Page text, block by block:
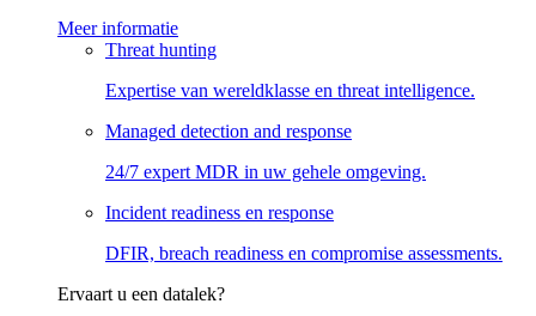
Meer informatie
Threat hunting
Expertise van wereldklasse en threat intelligence.
Managed detection and response
24/7 expert MDR in uw gehele omgeving.
Incident readiness en response
DFIR, breach readiness en compromise assessments.
Ervaart u een datalek?